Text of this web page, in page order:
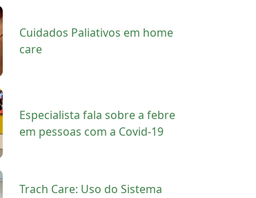
Cuidados Paliativos em home
care
Especialista fala sobre a febre
em pessoas com a Covid-19
Trach Care: Uso do Sistema